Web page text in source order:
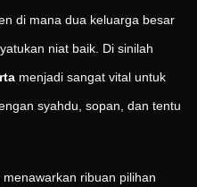
di mana dua keluarga besar
niat baik. Di sinilah
menjadi sangat vital untuk
syahdu, sopan, dan tentu
ribuan pilihan